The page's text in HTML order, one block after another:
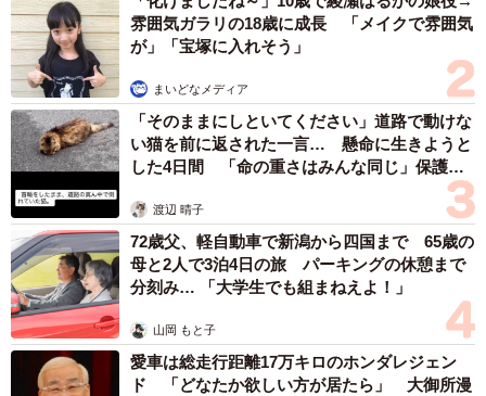
4/4
ロシア進出企業 業種別件数 推移（提供画像）
◇ ◇
進出企業数を欧州主要国と比較すると、ロシアへの進出企
業数は欧州では最も多いイギリス（1298社）の3分の1とな
るものの、トルコ（約200社）・スペイン（約230社）とい
った国に比べても1.5倍の規模となるなど、比較的多いと言
えるそうです。
雰囲気ガラリの18歳に成長 「メイクで雰囲気
が」「宝塚に入れそう」
まいどなメディア
「そのままにしといてください」道路で動けな
い猫を前に返された一言… 懸命に生きようと
した4日間 「命の重さはみんな同じ」保護団
渡辺 晴子
72歳父、軽自動車で新潟から四国まで 65歳の
母と2人で3泊4日の旅 パーキングの休憩まで
分刻み… 「大学生でも組まねえよ！」
山岡 もと子
愛車は総走行距離17万キロのホンダレジェン
ド 「どなたか欲しい方が居たら」 大御所漫